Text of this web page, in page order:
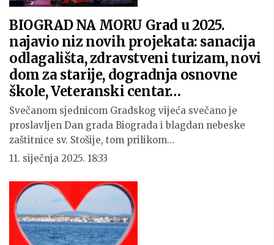
BIOGRAD NA MORU Grad u 2025.
najavio niz novih projekata: sanacija
odlagališta, zdravstveni turizam, novi
dom za starije, dogradnja osnovne
škole, Veteranski centar…
Svečanom sjednicom Gradskog vijeća svečano je
proslavljen Dan grada Biograda i blagdan nebeske
zaštitnice sv. Stošije, tom prilikom…
11. siječnja 2025. 18:33